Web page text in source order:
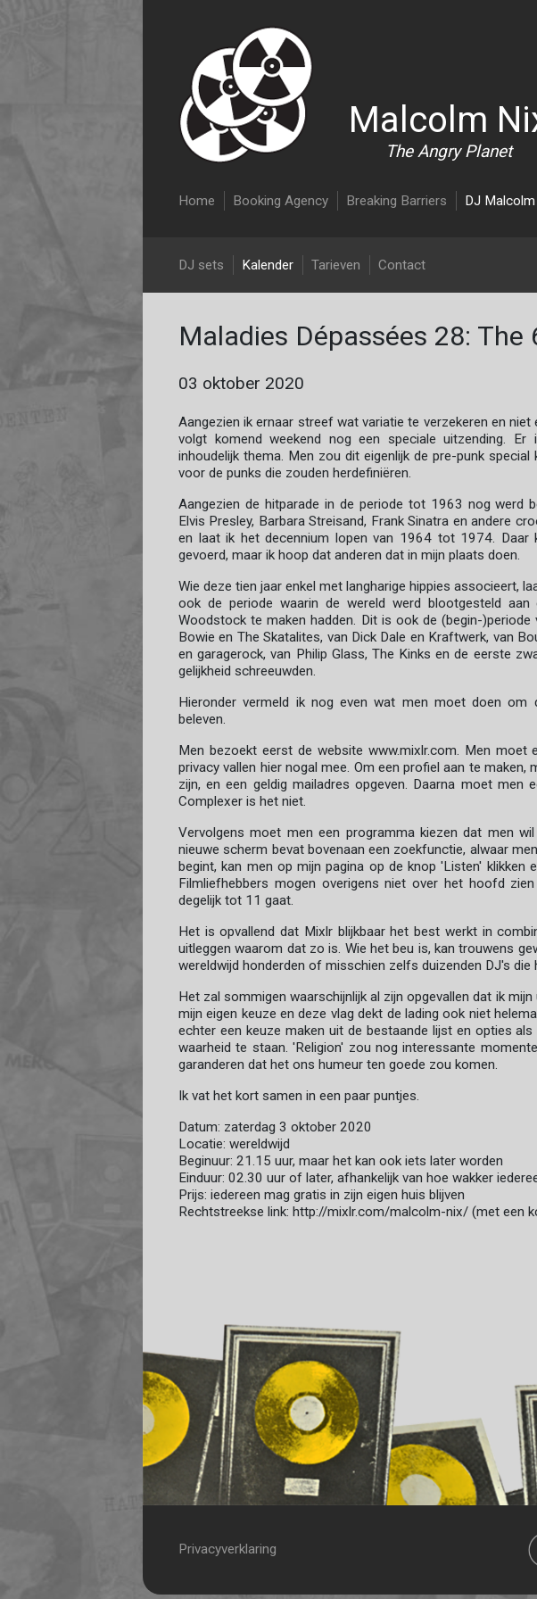
Malcolm
The Angry Planet
Main navigation
Home Booking Agency Breaking Barriers DJ
DJ Malcolm Nix
DJ sets Kalender Tarieven Contact
Maladies Dépassées 28: The
03 oktober 2020
Aangezien ik ernaar streef wat variatie te verzekeren en
volgt komend weekend nog een speciale uitzending.
inhoudelijk thema. Men zou dit eigenlijk de pre-punk
voor de punks die zouden herdefiniëren.
Aangezien de hitparade in de periode tot 1963 nog werd
Elvis Presley, Barbara Streisand, Frank Sinatra en andere
en laat ik het decennium lopen van 1964 tot 1974. Daar
gevoerd, maar ik hoop dat anderen dat in mijn plaats doen.
Wie deze tien jaar enkel met langharige hippies associeert,
ook de periode waarin de wereld werd blootgesteld
Woodstock te maken hadden. Dit is ook de (begin-)periode
Bowie en The Skatalites, van Dick Dale en Kraftwerk, van
en garagerock, van Philip Glass, The Kinks en de eerste
gelijkheid schreeuwden.
Hieronder vermeld ik nog even wat men moet doen om
beleven.
Men bezoekt eerst de website www.mixlr.com. Men moet
privacy vallen hier nogal mee. Om een profiel aan te
zijn, en een geldig mailadres opgeven. Daarna moet men
Complexer is het niet.
Vervolgens moet men een programma kiezen dat men
nieuwe scherm bevat bovenaan een zoekfunctie, alwaar
begint, kan men op mijn pagina op de knop 'Listen' klikken
Filmliefhebbers mogen overigens niet over het hoofd
degelijk tot 11 gaat.
Het is opvallend dat Mixlr blijkbaar het best werkt in
uitleggen waarom dat zo is. Wie het beu is, kan trouwens
wereldwijd honderden of misschien zelfs duizenden DJ's die
Het zal sommigen waarschijnlijk al zijn opgevallen dat ik
mijn eigen keuze en deze vlag dekt de lading ook niet
echter een keuze maken uit de bestaande lijst en opties
waarheid te staan. 'Religion' zou nog interessante
garanderen dat het ons humeur ten goede zou komen.
Ik vat het kort samen in een paar puntjes.
Datum: zaterdag 3 oktober 2020
Locatie: wereldwijd
Beginuur: 21.15 uur, maar het kan ook iets later worden
Einduur: 02.30 uur of later, afhankelijk van hoe wakker
Prijs: iedereen mag gratis in zijn eigen huis blijven
Rechtstreekse link: http://mixlr.com/malcolm-nix/ (met een
Privacyverklaring